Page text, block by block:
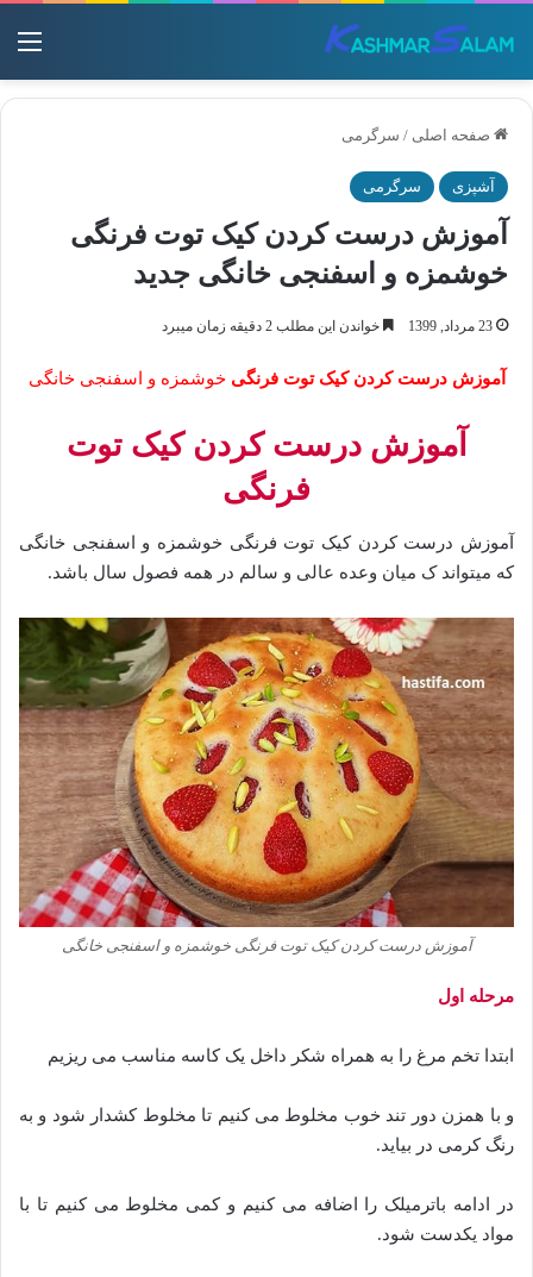
صفحه اصلی / سرگرمی
آشپزی سرگرمی
آموزش درست کردن کیک توت فرنگی
خوشمزه و اسفنجی خانگی جدید
23 مرداد, 1399 خواندن این مطلب 2 دقیقه زمان میبرد
آموزش درست کردن کیک توت فرنگی خوشمزه و اسفنجی خانگی
آموزش درست کردن کیک توت
فرنگی
آموزش درست کردن کیک توت فرنگی خوشمزه و اسفنجی خانگی
که میتواند ک میان وعده عالی و سالم در همه فصول سال باشد.
آموزش درست کردن کیک توت فرنگی خوشمزه و اسفنجی خانگی
مرحله اول
ابتدا تخم مرغ را به همراه شکر داخل یک کاسه مناسب می ریزیم
و با همزن دور تند خوب مخلوط می کنیم تا مخلوط کشدار شود و به
رنگ کرمی در بیاید.
در ادامه باترمیلک را اضافه می کنیم و کمی مخلوط می کنیم تا با
مواد یکدست شود.